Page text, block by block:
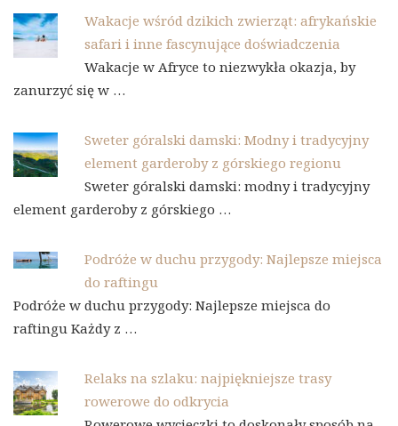
Wakacje wśród dzikich zwierząt: afrykańskie
safari i inne fascynujące doświadczenia
Wakacje w Afryce to niezwykła okazja, by
zanurzyć się w …
Sweter góralski damski: Modny i tradycyjny
element garderoby z górskiego regionu
Sweter góralski damski: modny i tradycyjny
element garderoby z górskiego …
Podróże w duchu przygody: Najlepsze miejsca
do raftingu
Podróże w duchu przygody: Najlepsze miejsca do
raftingu Każdy z …
Relaks na szlaku: najpiękniejsze trasy
rowerowe do odkrycia